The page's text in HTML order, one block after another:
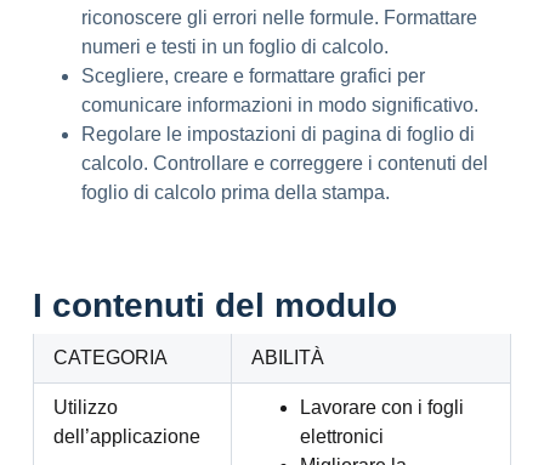
riconoscere gli errori nelle formule. Formattare
numeri e testi in un foglio di calcolo.
Scegliere, creare e formattare grafici per
comunicare informazioni in modo significativo.
Regolare le impostazioni di pagina di foglio di
calcolo. Controllare e correggere i contenuti del
foglio di calcolo prima della stampa.
I contenuti del modulo
CATEGORIA ABILITÀ
Utilizzo
dell’applicazione
Lavorare con i fogli
elettronici